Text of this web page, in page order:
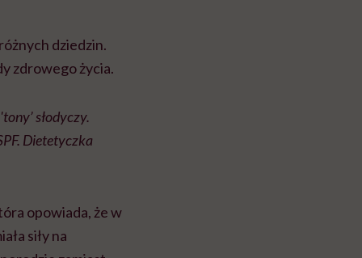
dziedzin.
zdrowego życia.
słodyczy.
Dietetyczka
opowiada, że w
siły na